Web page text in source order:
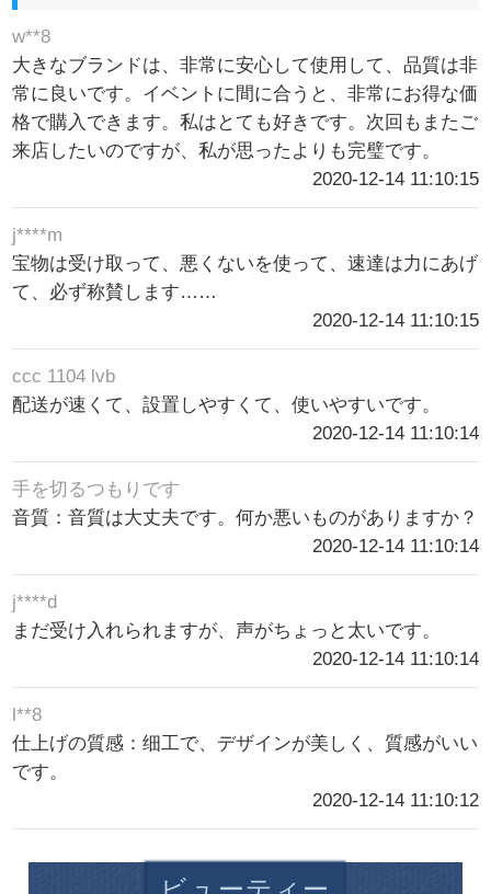
w**8
大きなブランドは、非常に安心して使用して、品質は非
常に良いです。イベントに間に合うと、非常にお得な価
格で購入できます。私はとても好きです。次回もまたご
来店したいのですが、私が思ったよりも完璧です。
2020-12-14 11:10:15
j****m
宝物は受け取って、悪くないを使って、速達は力にあげ
て、必ず称賛します……
2020-12-14 11:10:15
ccc 1104 lvb
配送が速くて、設置しやすくて、使いやすいです。
2020-12-14 11:10:14
手を切るつもりです
音質：音質は大丈夫です。何か悪いものがありますか？
2020-12-14 11:10:14
j****d
まだ受け入れられますが、声がちょっと太いです。
2020-12-14 11:10:14
l**8
仕上げの質感：细工で、デザインが美しく、質感がいい
です。
2020-12-14 11:10:12